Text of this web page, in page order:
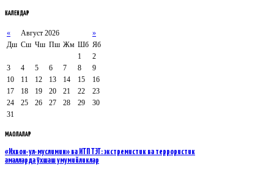
КАЛЕНДАР
« Август 2026
»
Дш Сш Чш Пш Жм Шб Яб
1
2
3
4 5 6 7 8
9
10
11 12 13 14 15
16
17
18 19 20 21 22
23
24
25 26 27 28 29
30
31
МАҚОЛАЛАР
«Ихвон-ул-муслимин» ва ИТП ТЭТ: экстремистик ва террористик
амалларда ўхшаш умумийликлар